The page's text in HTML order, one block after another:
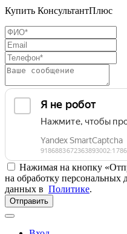
Купить КонсультантПлюс
Нажимая на кнопку
на обработку персональных
данных в Политике.
Отправить